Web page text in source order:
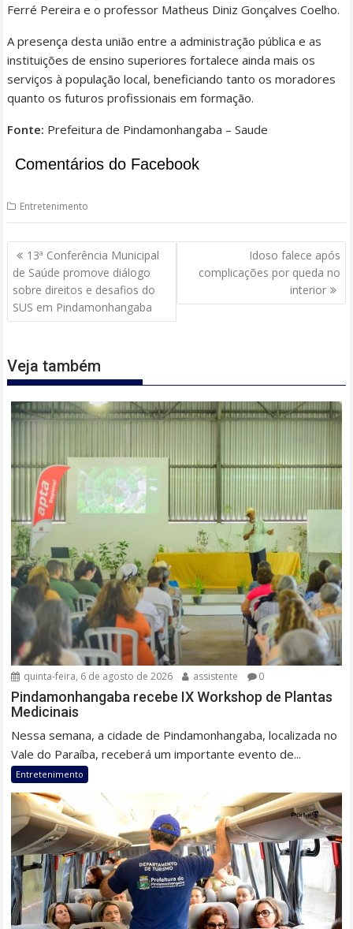
Ferré Pereira e o professor Matheus Diniz Gonçalves Coelho.
A presença desta união entre a administração pública e as
instituições de ensino superiores fortalece ainda mais os
serviços à população local, beneficiando tanto os moradores
quanto os futuros profissionais em formação.
Fonte: Prefeitura de Pindamonhangaba – Saude
Comentários do Facebook
Entretenimento
Navegação
de
Post
13ª Conferência Municipal
de Saúde promove diálogo
sobre direitos e desafios do
SUS em Pindamonhangaba
Idoso falece após
complicações por queda no
interior
Veja também
quinta-feira, 6 de agosto de 2026 assistente 0
Pindamonhangaba recebe IX Workshop de Plantas
Medicinais
Nessa semana, a cidade de Pindamonhangaba, localizada no
Vale do Paraíba, receberá um importante evento de...
Entretenimento